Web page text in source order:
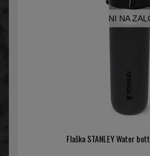
NI NA
Flaška STANLEY Water